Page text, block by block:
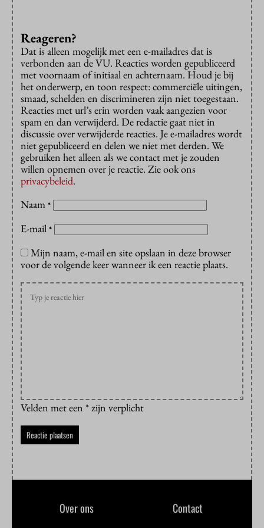
Reageren?
Dat is alleen mogelijk met een e-mailadres dat is
verbonden aan de VU. Reacties worden gepubliceerd
met voornaam of initiaal en achternaam. Houd je bij
het onderwerp, en toon respect: commerciële uitingen,
smaad, schelden en discrimineren zijn niet toegestaan.
Reacties met url’s erin worden vaak aangezien voor
spam en dan verwijderd. De redactie gaat niet in
discussie over verwijderde reacties. Je e-mailadres wordt
niet gepubliceerd en delen we niet met derden. We
gebruiken het alleen als we contact met je zouden
willen opnemen over je reactie. Zie ook ons
privacybeleid.
Naam *
E-mail *
Mijn naam, e-mail en site opslaan in deze browser
voor de volgende keer wanneer ik een reactie plaats.
Velden met een * zijn verplicht
Over ons Contact